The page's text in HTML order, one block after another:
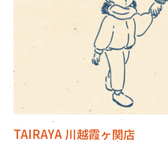
TAIRAYA 川越霞ヶ関店